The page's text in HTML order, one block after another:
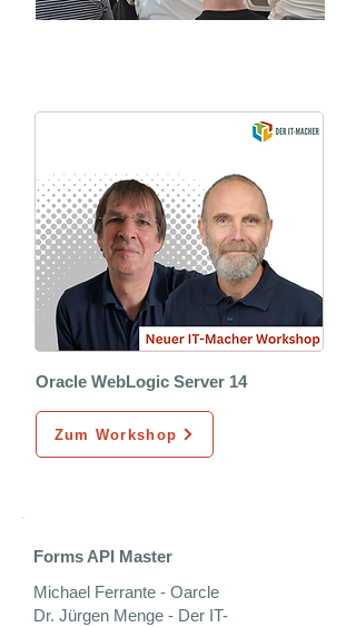
Oracle WebLogic Server 14
Zum Workshop
Forms API Master
Michael Ferrante - Oarcle
Dr. Jürgen Menge - Der IT-